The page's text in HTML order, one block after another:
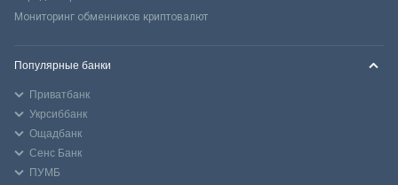
Мониторинг обменников криптовалют
Популярные банки
Приватбанк
Укрсиббанк
Ощадбанк
Сенс Банк
ПУМБ